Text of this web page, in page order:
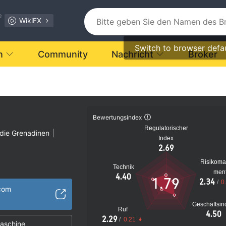
WikiFX
Switch to browser
Community Nachricht Broker
Grenadinen
Bewertungsindex
Regulatorischer
Index
2.69
Technik
4.40
Ruf
2.29 / 0.21
4.50
2.34 /
1.79